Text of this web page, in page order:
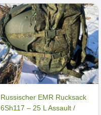
Russischer EMR Rucksack
6Sh117 – 25 L Assault /